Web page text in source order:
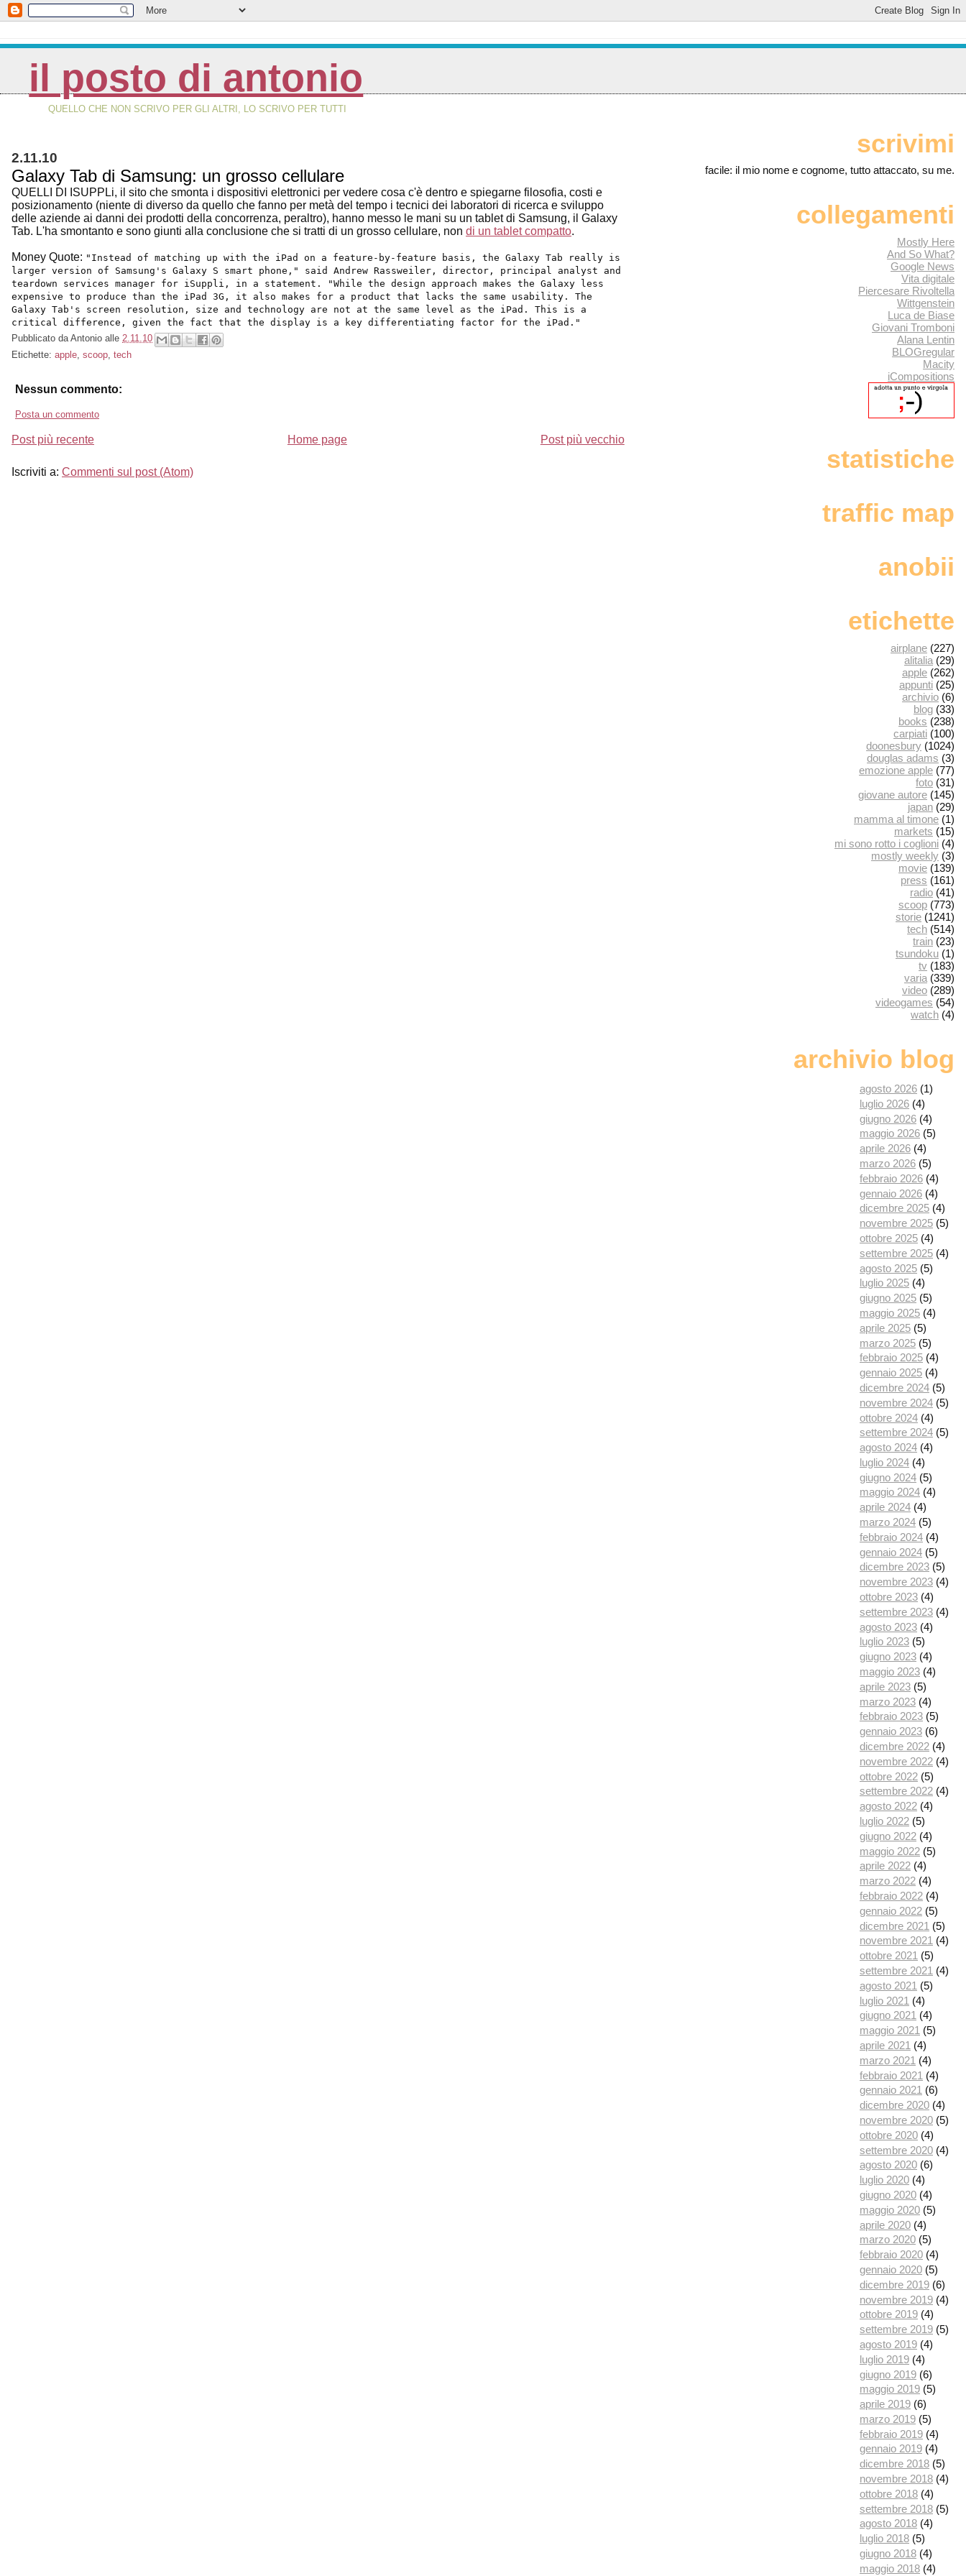
il posto di antonio
QUELLO CHE NON SCRIVO PER GLI ALTRI, LO SCRIVO PER TUTTI
2.11.10
Galaxy Tab di Samsung: un grosso cellulare
QUELLI DI ISUPPLi, il sito che smonta i dispositivi elettronici per vedere cosa c'è dentro e spiegarne filosofia, costi e
posizionamento (niente di diverso da quello che fanno per metà del tempo i tecnici dei laboratori di ricerca e sviluppo
delle aziende ai danni dei prodotti della concorrenza, peraltro), hanno messo le mani su un tablet di Samsung, il Galaxy
Tab. L'ha smontanto e sono giunti alla conclusione che si tratti di un grosso cellulare, non di un tablet compatto.
Money Quote: "Instead of matching up with the iPad on a feature-by-feature basis, the Galaxy Tab really is
larger version of Samsung's Galaxy S smart phone," said Andrew Rassweiler, director, principal analyst and
teardown services manager for iSuppli, in a statement. "While the design approach makes the Galaxy less
expensive to produce than the iPad 3G, it also makes for a product that lacks the same usability. The
Galaxy Tab's screen resolution, size and technology are not at the same level as the iPad. This is a
critical difference, given the fact that the display is a key differentiating factor for the iPad."
Pubblicato da Antonio alle 2.11.10
Etichette: apple, scoop, tech
Nessun commento:
Posta un commento
Post più recente Post più vecchio
Home page
Iscriviti a: Commenti sul post (Atom)
scrivimi
facile: il mio nome e cognome, tutto attaccato, su me.
collegamenti
Mostly Here
And So What?
Google News
Vita digitale
Piercesare Rivoltella
Wittgenstein
Luca de Biase
Giovani Tromboni
Alana Lentin
BLOGregular
Macity
iCompositions
statistiche
traffic map
anobii
etichette
airplane (227)
alitalia (29)
apple (262)
appunti (25)
archivio (6)
blog (33)
books (238)
carpiati (100)
doonesbury (1024)
douglas adams (3)
emozione apple (77)
foto (31)
giovane autore (145)
japan (29)
mamma al timone (1)
markets (15)
mi sono rotto i coglioni (4)
mostly weekly (3)
movie (139)
press (161)
radio (41)
scoop (773)
storie (1241)
tech (514)
train (23)
tsundoku (1)
tv (183)
varia (339)
video (289)
videogames (54)
watch (4)
archivio blog
agosto 2026 (1)
luglio 2026 (4)
giugno 2026 (4)
maggio 2026 (5)
aprile 2026 (4)
marzo 2026 (5)
febbraio 2026 (4)
gennaio 2026 (4)
dicembre 2025 (4)
novembre 2025 (5)
ottobre 2025 (4)
settembre 2025 (4)
agosto 2025 (5)
luglio 2025 (4)
giugno 2025 (5)
maggio 2025 (4)
aprile 2025 (5)
marzo 2025 (5)
febbraio 2025 (4)
gennaio 2025 (4)
dicembre 2024 (5)
novembre 2024 (5)
ottobre 2024 (4)
settembre 2024 (5)
agosto 2024 (4)
luglio 2024 (4)
giugno 2024 (5)
maggio 2024 (4)
aprile 2024 (4)
marzo 2024 (5)
febbraio 2024 (4)
gennaio 2024 (5)
dicembre 2023 (5)
novembre 2023 (4)
ottobre 2023 (4)
settembre 2023 (4)
agosto 2023 (4)
luglio 2023 (5)
giugno 2023 (4)
maggio 2023 (4)
aprile 2023 (5)
marzo 2023 (4)
febbraio 2023 (5)
gennaio 2023 (6)
dicembre 2022 (4)
novembre 2022 (4)
ottobre 2022 (5)
settembre 2022 (4)
agosto 2022 (4)
luglio 2022 (5)
giugno 2022 (4)
maggio 2022 (5)
aprile 2022 (4)
marzo 2022 (4)
febbraio 2022 (4)
gennaio 2022 (5)
dicembre 2021 (5)
novembre 2021 (4)
ottobre 2021 (5)
settembre 2021 (4)
agosto 2021 (5)
luglio 2021 (4)
giugno 2021 (4)
maggio 2021 (5)
aprile 2021 (4)
marzo 2021 (4)
febbraio 2021 (4)
gennaio 2021 (6)
dicembre 2020 (4)
novembre 2020 (5)
ottobre 2020 (4)
settembre 2020 (4)
agosto 2020 (6)
luglio 2020 (4)
giugno 2020 (4)
maggio 2020 (5)
aprile 2020 (4)
marzo 2020 (5)
febbraio 2020 (4)
gennaio 2020 (5)
dicembre 2019 (6)
novembre 2019 (4)
ottobre 2019 (4)
settembre 2019 (5)
agosto 2019 (4)
luglio 2019 (4)
giugno 2019 (6)
maggio 2019 (5)
aprile 2019 (6)
marzo 2019 (5)
febbraio 2019 (4)
gennaio 2019 (4)
dicembre 2018 (5)
novembre 2018 (4)
ottobre 2018 (4)
settembre 2018 (5)
agosto 2018 (4)
luglio 2018 (5)
giugno 2018 (4)
maggio 2018 (4)